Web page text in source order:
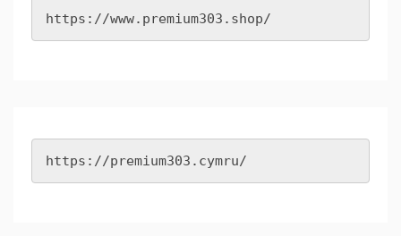
https://www.premium303.shop/
https://premium303.cymru/